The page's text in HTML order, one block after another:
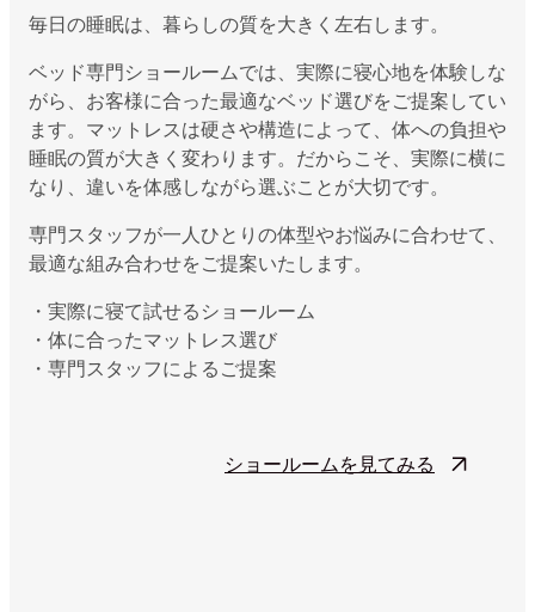
毎日の睡眠は、暮らしの質を大きく左右します。
ベッド専門ショールームでは、実際に寝心地を体験しな
がら、お客様に合った最適なベッド選びをご提案してい
ます。マットレスは硬さや構造によって、体への負担や
睡眠の質が大きく変わります。だからこそ、実際に横に
なり、違いを体感しながら選ぶことが大切です。
専門スタッフが一人ひとりの体型やお悩みに合わせて、
最適な組み合わせをご提案いたします。
・実際に寝て試せるショールーム
・体に合ったマットレス選び
・専門スタッフによるご提案
ショールームを見てみる